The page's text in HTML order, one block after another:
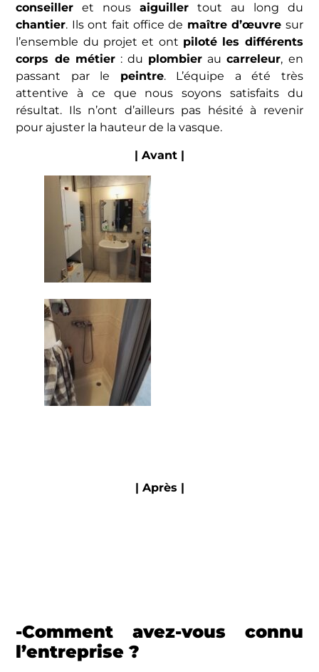
conseiller et nousaiguiller tout au long du
chantier. Ils ont fait office de maître d’œuvre sur
l’ensemble du projet et ont piloté les différents
corps de métier: du plombier aucarreleur, en
passant par le peintre. L’équipe a été très
attentive à ce que nous soyons satisfaits du
résultat. Ils n’ont d’ailleurs pas hésité à revenir
pour ajuster la hauteur de la vasque.
| Avant |
| Après |
-Comment avez-vous connu
l’entreprise ?